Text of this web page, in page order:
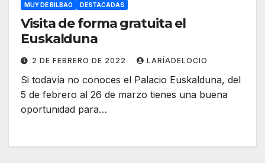
MUY DE BILBAO DESTACADAS
Visita de forma gratuita el
Euskalduna
2 DE FEBRERO DE 2022 LARÍADELOCIO
Si todavía no conoces el Palacio Euskalduna, del
5 de febrero al 26 de marzo tienes una buena
oportunidad para…